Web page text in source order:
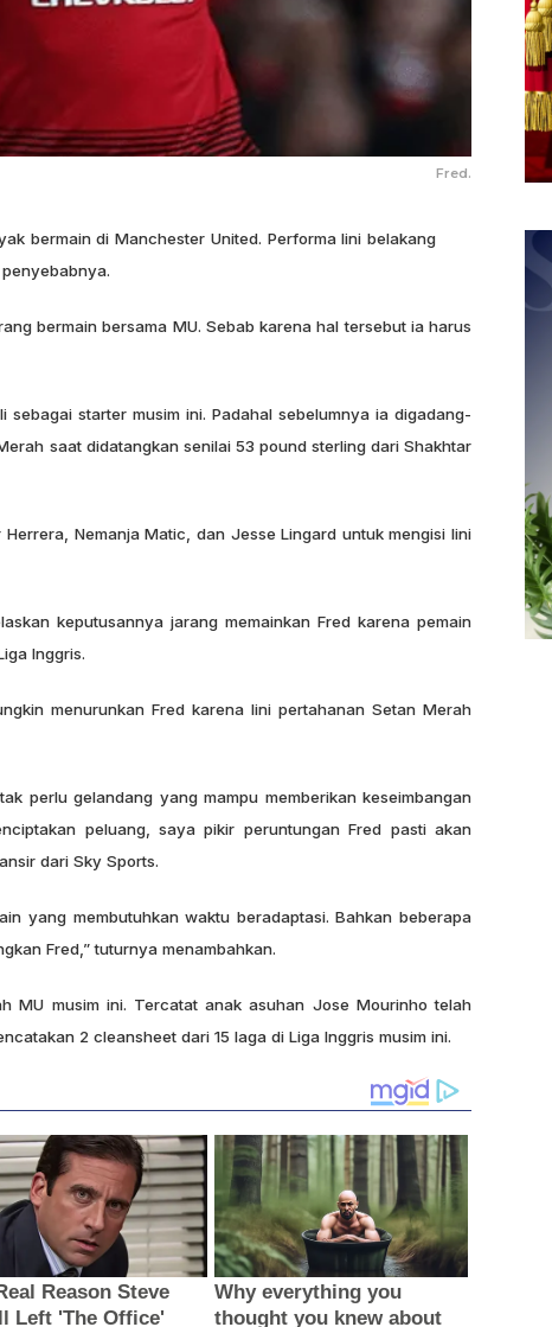
Fred.
bermain di Manchester United. Performa lini belakang
bermain bersama MU. Sebab karena hal tersebut ia harus
sebagai starter musim ini. Padahal sebelumnya ia digadang-
saat didatangkan senilai 53 pound sterling dari Shakhtar
Nemanja Matic, dan Jesse Lingard untuk mengisi lini
keputusannya jarang memainkan Fred karena pemain
Inggris.
menurunkan Fred karena lini pertahanan Setan Merah
perlu gelandang yang mampu memberikan keseimbangan
peluang, saya pikir peruntungan Fred pasti akan
dari Sky Sports.
yang membutuhkan waktu beradaptasi. Bahkan beberapa
Fred,” tuturnya menambahkan.
MU musim ini. Tercatat anak asuhan Jose Mourinho telah
2 cleansheet dari 15 laga di Liga Inggris musim ini.